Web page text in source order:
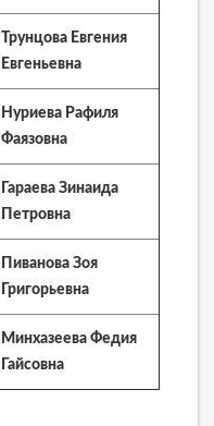
Трунцова Евгения
Евгеньевна
Нуриева Рафиля
Фаязовна
Гараева Зинаида
Петровна
Пиванова Зоя
Григорьевна
Минхазеева Федия
Гайсовна